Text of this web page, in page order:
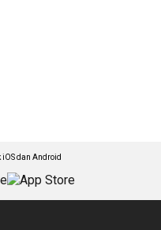
dan Android